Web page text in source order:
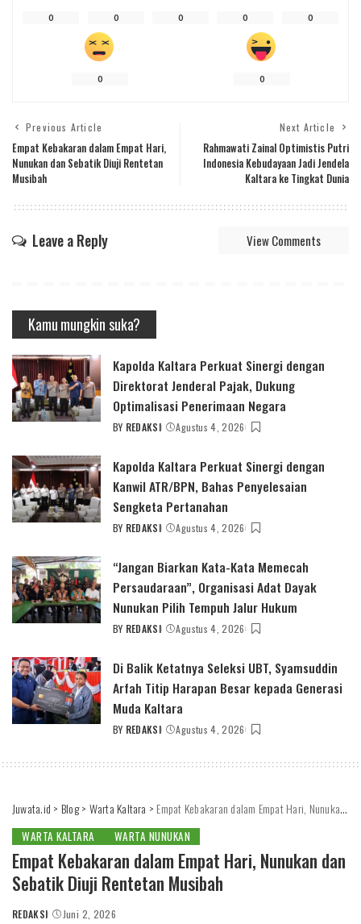
0 0 0 0 0
0 0
Previous Article
Empat Kebakaran dalam Empat Hari,
Nunukan dan Sebatik Diuji Rentetan
Musibah
Next Article
Rahmawati Zainal Optimistis Putri
Indonesia Kebudayaan Jadi Jendela
Kaltara ke Tingkat Dunia
Leave a Reply View Comments
Kamu mungkin suka?
Kapolda Kaltara Perkuat Sinergi dengan
Direktorat Jenderal Pajak, Dukung
Optimalisasi Penerimaan Negara
POSTED
BY REDAKSI Agustus 4, 2026
Kapolda Kaltara Perkuat Sinergi dengan
Kanwil ATR/BPN, Bahas Penyelesaian
Sengketa Pertanahan
POSTED
BY REDAKSI Agustus 4, 2026
“Jangan Biarkan Kata-Kata Memecah
Persaudaraan”, Organisasi Adat Dayak
Nunukan Pilih Tempuh Jalur Hukum
POSTED
BY REDAKSI Agustus 4, 2026
Di Balik Ketatnya Seleksi UBT, Syamsuddin
Arfah Titip Harapan Besar kepada Generasi
Muda Kaltara
POSTED
BY REDAKSI Agustus 4, 2026
Juwata.id > Blog> Warta Kaltara > Empat Kebakaran dalam Empat Hari, Nunukan dan Sebatik Diuji Rentetan Musibah
WARTA KALTARA WARTA NUNUKAN
Empat Kebakaran dalam Empat Hari, Nunukan dan
Sebatik Diuji Rentetan Musibah
POSTED
REDAKSI Juni 2, 2026